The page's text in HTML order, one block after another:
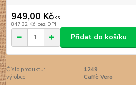
949,00 Kč/ks
847,32 Kč bez DPH
Přidat do košíku
Číslo produktu:
1249
výrobce:
Caffè Vero